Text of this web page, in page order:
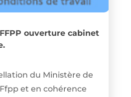
ouverture cabinet
du Ministère de
et en cohérence